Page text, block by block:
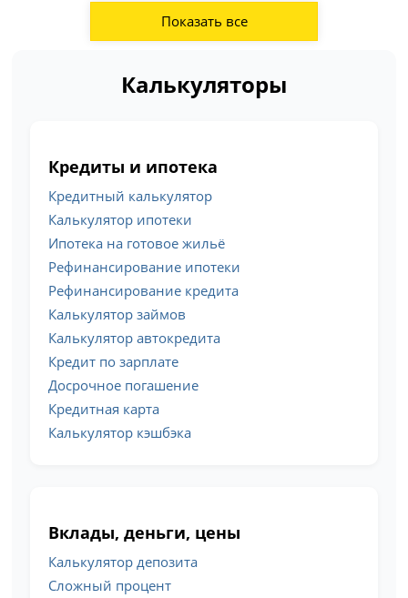
Показать все
Калькуляторы
Кредиты и ипотека
Кредитный калькулятор
Калькулятор ипотеки
Ипотека на готовое жильё
Рефинансирование ипотеки
Рефинансирование кредита
Калькулятор займов
Калькулятор автокредита
Кредит по зарплате
Досрочное погашение
Кредитная карта
Калькулятор кэшбэка
Вклады, деньги, цены
Калькулятор депозита
Сложный процент